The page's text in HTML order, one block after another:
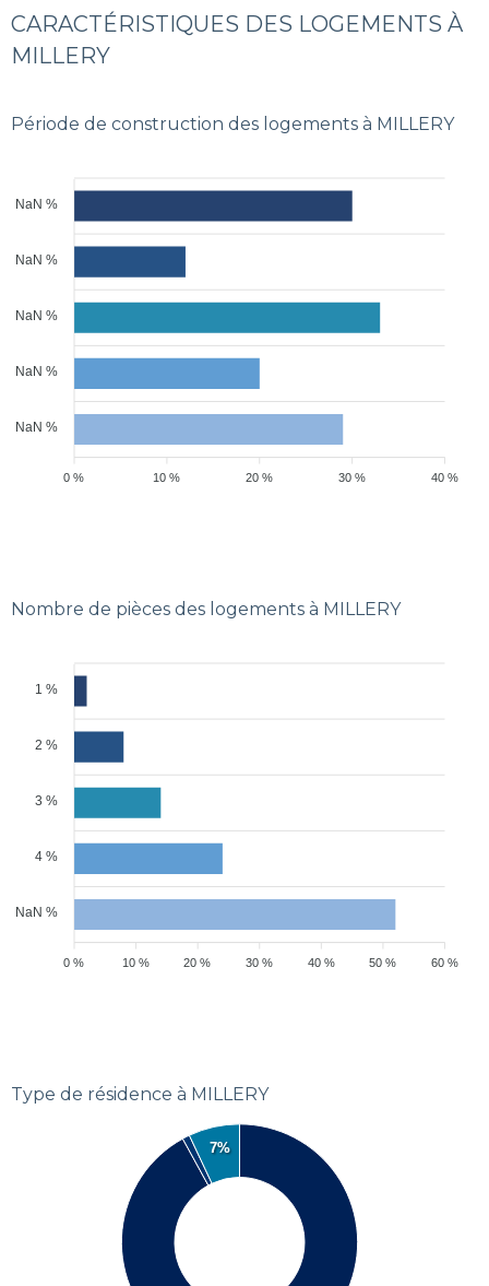
CARACTÉRISTIQUES DES LOGEMENTS À
MILLERY
Période de construction des logements à MILLERY
NaN %
NaN %
NaN %
NaN %
NaN %
40 %
30 %
20 %
10 %
0 %
Nombre de pièces des logements à MILLERY
1 %
2 %
3 %
4 %
NaN %
60 %
50 %
40 %
30 %
20 %
10 %
0 %
Type de résidence à MILLERY
7%